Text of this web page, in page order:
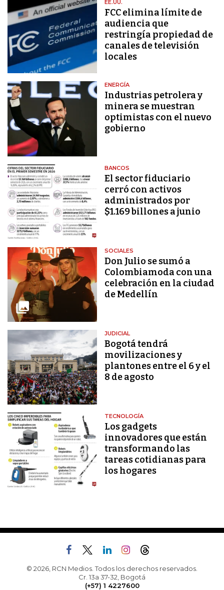
EE.UU.
FCC elimina límite de
audiencia que
restringía propiedad de
canales de televisión
locales
ENERGÍA
Industrias petrolera y
minera se muestran
optimistas con el nuevo
gobierno
BANCOS
El sector fiduciario
cerró con activos
administrados por
$1.169 billones a junio
SOCIALES
Don Julio se sumó a
Colombiamoda con una
celebración en la ciudad
de Medellín
JUDICIAL
Bogotá tendrá
movilizaciones y
plantones entre el 6 y el
8 de agosto
TECNOLOGÍA
Los gadgets
innovadores que están
transformando las
tareas cotidianas para
los hogares
© 2026, RCN Medios. Todos los derechos reservados.
Cr. 13a 37-32, Bogotá
(+57) 1 4227600